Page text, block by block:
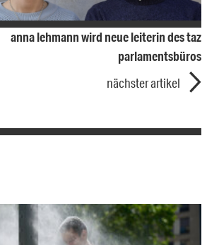
anna lehmann wird neue leiterin des taz
parlamentsbüros
nächster artikel